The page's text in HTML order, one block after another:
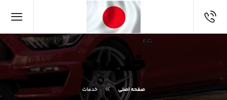
خدمات
صفحه اصلی خدمات